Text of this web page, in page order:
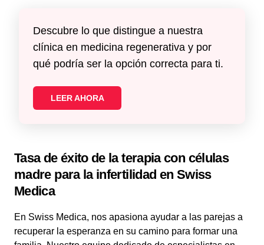
Descubre lo que distingue a nuestra
clínica en medicina regenerativa y por
qué podría ser la opción correcta para ti.
LEER AHORA
Tasa de éxito de la terapia con células
madre para la infertilidad en Swiss
Medica
En Swiss Medica, nos apasiona ayudar a las parejas a
recuperar la esperanza en su camino para formar una